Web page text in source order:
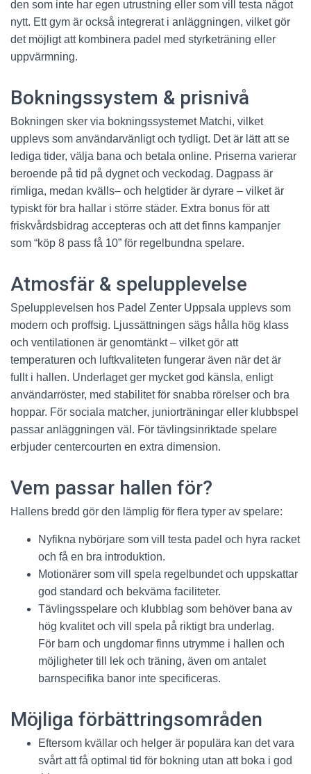
den som inte har egen utrustning eller som vill testa något
nytt. Ett gym är också integrerat i anläggningen, vilket gör
det möjligt att kombinera padel med styrketräning eller
uppvärmning.
Bokningssystem & prisnivå
Bokningen sker via bokningssystemet Matchi, vilket
upplevs som användarvänligt och tydligt. Det är lätt att se
lediga tider, välja bana och betala online. Priserna varierar
beroende på tid på dygnet och veckodag. Dagpass är
rimliga, medan kvälls– och helgtider är dyrare – vilket är
typiskt för bra hallar i större städer. Extra bonus för att
friskvårdsbidrag accepteras och att det finns kampanjer
som “köp 8 pass få 10” för regelbundna spelare.
Atmosfär & spelupplevelse
Spelupplevelsen hos Padel Zenter Uppsala upplevs som
modern och proffsig. Ljussättningen sägs hålla hög klass
och ventilationen är genomtänkt – vilket gör att
temperaturen och luftkvaliteten fungerar även när det är
fullt i hallen. Underlaget ger mycket god känsla, enligt
användarröster, med stabilitet för snabba rörelser och bra
hoppar. För sociala matcher, juniorträningar eller klubbspel
passar anläggningen väl. För tävlingsinriktade spelare
erbjuder centercourten en extra dimension.
Vem passar hallen för?
Hallens bredd gör den lämplig för flera typer av spelare:
Nyfikna nybörjare som vill testa padel och hyra racket
och få en bra introduktion.
Motionärer som vill spela regelbundet och uppskattar
god standard och bekväma faciliteter.
Tävlingsspelare och klubblag som behöver bana av
hög kvalitet och vill spela på riktigt bra underlag.
För barn och ungdomar finns utrymme i hallen och
möjligheter till lek och träning, även om antalet
barnspecifika banor inte specificeras.
Möjliga förbättringsområden
Eftersom kvällar och helger är populära kan det vara
svårt att få optimal tid för bokning utan att boka i god